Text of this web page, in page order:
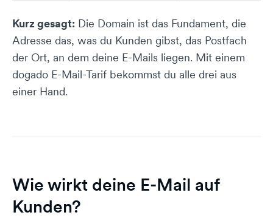
Kurz gesagt: Die Domain ist das Fundament, die
Adresse das, was du Kunden gibst, das Postfach
der Ort, an dem deine E-Mails liegen. Mit einem
dogado E-Mail-Tarif bekommst du alle drei aus
einer Hand.
Wie wirkt deine E-Mail auf
Kunden?